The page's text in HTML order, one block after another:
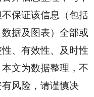
保证该信息（包括
据及图表）全部或
、有效性、及时性
文为数据整理，不
风险，请谨慎决